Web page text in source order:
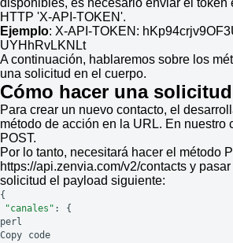
disponibles, es necesario enviar el token
HTTP 'X-API-TOKEN'.
Ejemplo: X-API-TOKEN:
UYHhRvLKNLt
A continuación, hablaremos sobre los
una solicitud en el cuerpo.
Cómo hacer una solicitud
Para crear un nuevo contacto, el
método de acción en la URL. En nuestro
POST.
Por lo tanto, necesitará hacer el método
https://api.zenvia.com/v2/contacts y
solicitud el payload siguiente:
{
"canales" :
{
perl
Copy
code